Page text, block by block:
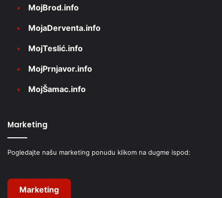
MojBrod.info
MojaDerventa.info
MojTeslić.info
MojPrnjavor.info
MojŠamac.info
Marketing
Pogledajte našu marketing ponudu klikom na dugme ispod:
Marketing